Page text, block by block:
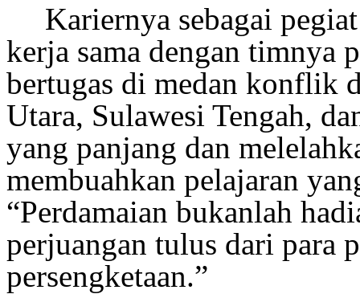
Kariernya sebagai
kerja sama dengan timnya
bertugas di medan konflik
Utara, Sulawesi Tengah,
yang panjang dan
membuahkan pelajaran
“Perdamaian bukanlah
perjuangan tulus dari para
persengketaan.”